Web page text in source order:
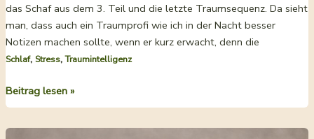
das Schaf aus dem 3. Teil und die letzte Traumsequenz. Da sieht
man, dass auch ein Traumprofi wie ich in der Nacht besser
Notizen machen sollte, wenn er kurz erwacht, denn die
Schlaf, Stress,Traumintelligenz
Der
Traum
Beitrag lesen »